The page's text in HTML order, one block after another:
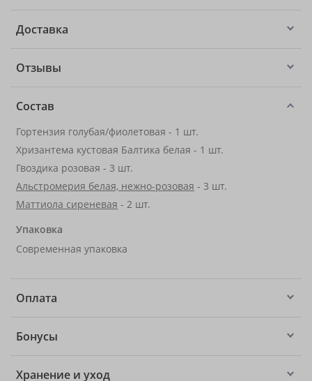
Доставка
Отзывы
Состав
Гортензия голубая/фиолетовая - 1 шт.
Хризантема кустовая Балтика белая - 1 шт.
Гвоздика розовая - 3 шт.
Альстромерия белая, нежно-розовая - 3 шт.
Маттиола сиреневая - 2 шт.
Упаковка
Современная упаковка
Оплата
Бонусы
Хранение и уход